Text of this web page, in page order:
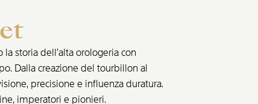
storia dell’alta orologeria con
Dalla creazione del tourbillon al
precisione e influenza duratura.
imperatori e pionieri.